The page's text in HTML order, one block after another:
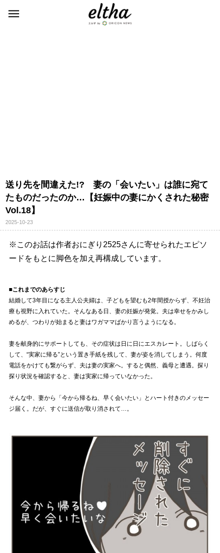
送り先を間違えた!? 妻の「会いたい」は誰に宛て
たものだったのか…【妊娠中の妻にかくされた秘密
Vol.18】
2025-10-23
※このお話は作者おにぎり2525さんに寄せられたエピソ
ードをもとに脚色を加え再構成しています。
■これまでのあらすじ
結婚して3年目になる主人公夫婦は、子どもを望むも2年間授からず、不妊治
療も視野に入れていた。そんなある日、妻の妊娠が発覚。夫は幸せをかみし
めるが、つわりが始まると妻はワガママばかり言うようになる。
妻を献身的にサポートしても、その症状は日に日にエスカレート。しばらく
して、“実家に帰る”という置き手紙を残して、妻が姿を消してしまう。何度
電話をかけても繋がらず、夫は妻の実家へ。すると偶然、義母と遭遇。探り
探り状況を確認すると、妻は実家に帰っていなかった。
そんな中、妻から「今から帰るね、早く会いたい」とハート付きのメッセー
ジ届く。だが、すぐに送信が取り消されて…。